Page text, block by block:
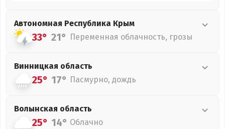
Автономная Республика Крым
33° 21° Переменная облачность, грозы
Винницкая область
25° 17° Пасмурно, дождь
Волынская область
25° 14° Облачно